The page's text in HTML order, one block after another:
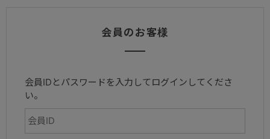
会員のお客様
会員IDとパスワードを入力してログインしてくださ
い。